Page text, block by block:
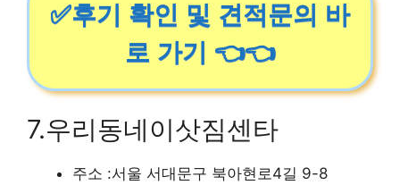
✅후기 확인 및 견적문의 바
로 가기 👈👈
7.우리동네이삿짐센타
주소 :서울 서대문구 북아현로4길 9-8